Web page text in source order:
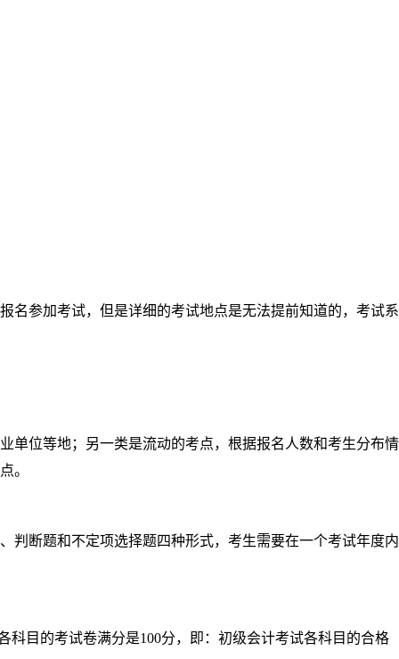
名参加考试，但是详细的考试地点是无法提前知道的，考试系
位等地；另一类是流动的考点，根据报名人数和考生分布情
。
断题和不定项选择题四种形式，考生需要在一个考试年度内
目的考试卷满分是100分，即：初级会计考试各科目的合格